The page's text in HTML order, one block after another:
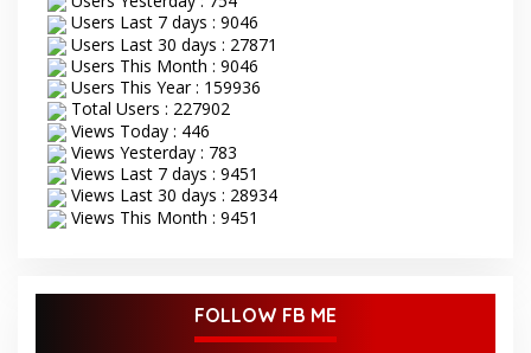
yang di gelar di kecamatan
Tanah Sepenggal ini,
diawali dengan grand
opening STQ, dilanjutkan
dengan pelantikan dan
pengambilan sumpah
sekaligus pemasangan
toga kepada Dewan Hakim
STQ oleh Bupati Bungo.
Serangkaian kegiatan
acara pembukaan STQ ini
Bupati di dan dampingi
oleh wakil Bupati Bungo.
Tamu undangan serta
Users Last 7 days : 9046
Users Last 30 days : 27871
Users This Month : 9046
Users This Year : 159936
Total Users : 227902
Views Today : 446
Views Yesterday : 783
Views Last 7 days : 9451
Views Last 30 days : 28934
Views This Month : 9451
FOLLOW FB ME